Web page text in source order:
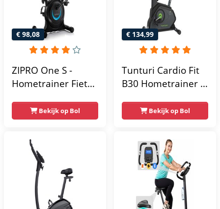
€ 98,08
ZIPRO One S -
Hometrainer Fiets -
Magnetische Fiets -
Hartslagsensoren -
Gemakkelijk te
transporteren -
Antislippedalen -
Homegym -
Stabiele structuur -
Bekijk op Bol
€ 134,99
Tunturi Cardio Fit
B30 Hometrainer -
weerstandsniveaus
- Tablethouder -
Hartslagfunctie en
transportwielen
Bekijk op Bol